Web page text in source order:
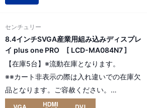
センチュリー
8.4インチSVGA産業用組み込みディスプレ
イ plus one PRO [ LCD-MA084N7 ]
【在庫5台】※流動在庫となります。
※※カート非表示の際は入れ違いでの在庫欠
品となります。ご容赦ください。
高寿命液晶パネルを採用した産業用組み込み